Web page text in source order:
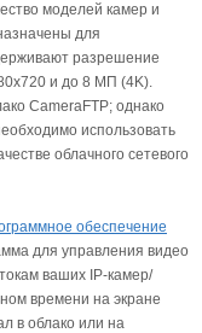
моделей камер и
для
разрешение
и до 8 МП (4K).
CameraFTP; однако
использовать
облачного сетевого
обеспечение
для управления видео
ваших IP-камер/
времени на экране
в облако или на